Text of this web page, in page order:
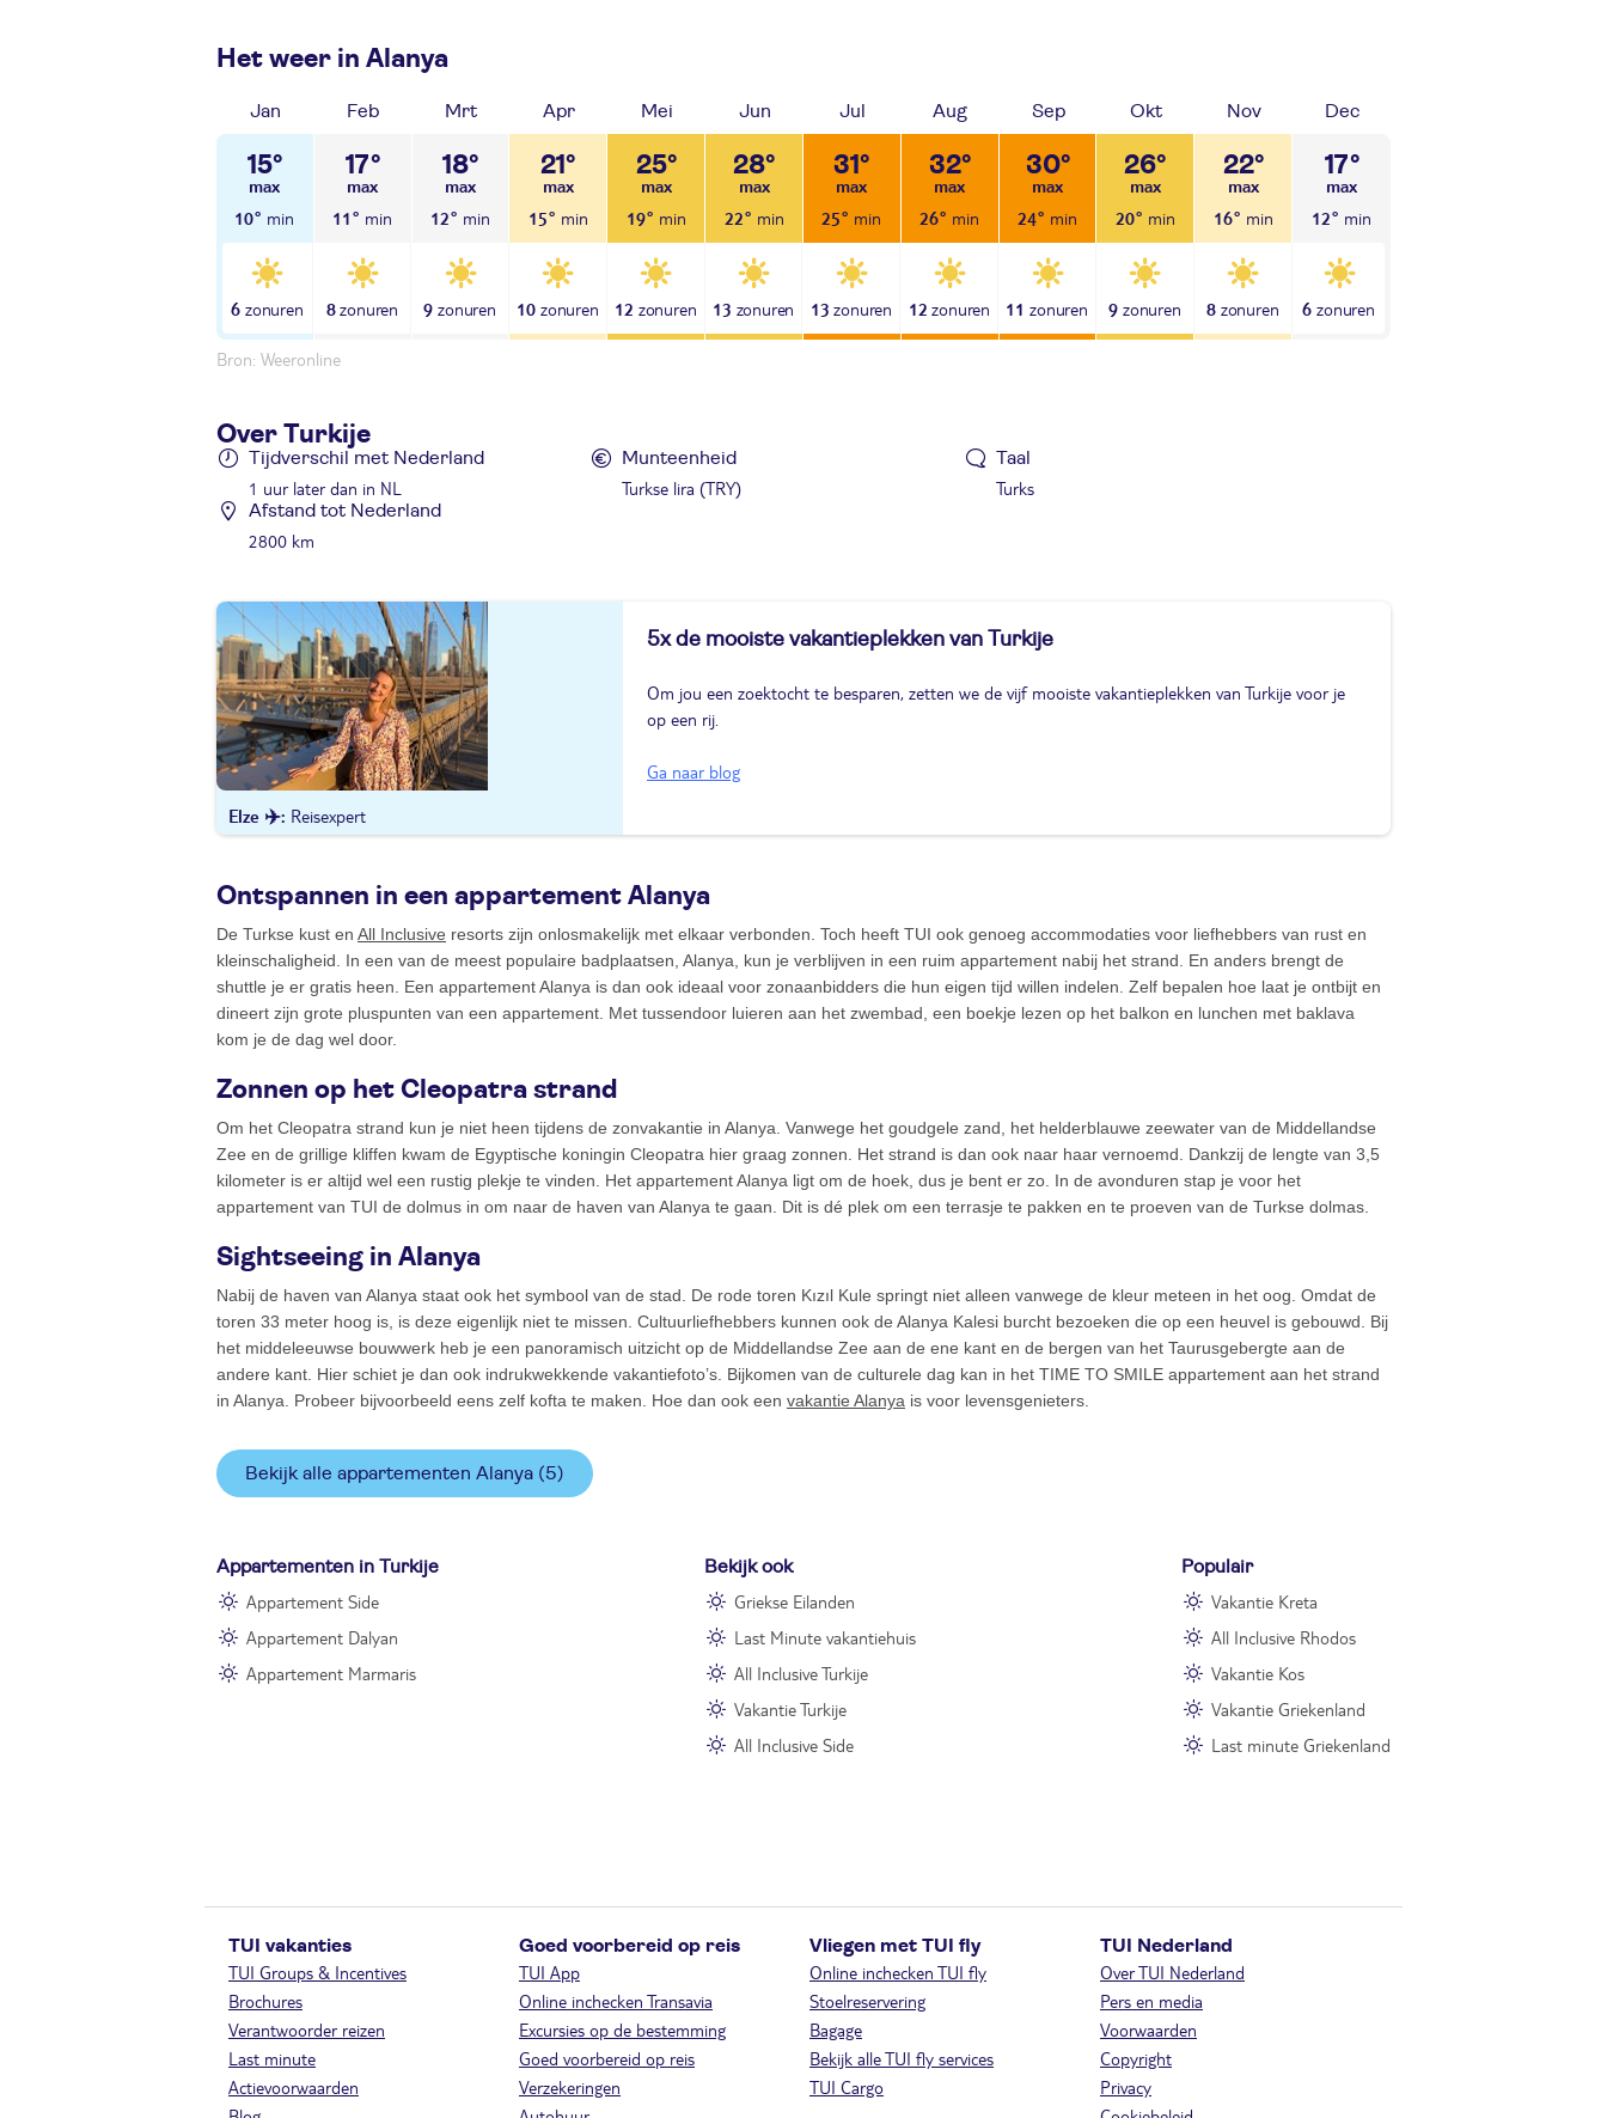
Het weer in Alanya
Jan
15°
10°
6
Feb
17°
11°
8
Mrt
18°
12°
9
Apr
21°
15°
10
Mei
25°
19°
12
Jun
28°
22°
13
Jul
31°
25°
13
Aug
32°
26°
12
Sep
30°
24°
11
Okt
26°
20°
9
Nov
22°
16°
8
Dec
17°
12°
6
Bron: Weeronline
Over Turkije
Tijdverschil met Nederland
1 uur later dan in NL
Munteenheid
Turkse lira (TRY)
Taal
Turks
Afstand tot Nederland
2800 km
Elze ✈️ Reisexpert
5x de mooiste vakantieplekken van Turkije
Om jou een zoektocht te besparen, zetten we de vijf mooiste vakantieplekken van Turkije voor je
op een rij.
Ga naar blog
Ontspannen in een appartement Alanya
De Turkse kust en All Inclusive resorts zijn onlosmakelijk met elkaar verbonden. Toch heeft TUI ook genoeg accommodaties voor liefhebbers van rust en
kleinschaligheid. In een van de meest populaire badplaatsen, Alanya, kun je verblijven in een ruim appartement nabij het strand. En anders brengt de
shuttle je er gratis heen. Een appartement Alanya is dan ook ideaal voor zonaanbidders die hun eigen tijd willen indelen. Zelf bepalen hoe laat je ontbijt en
dineert zijn grote pluspunten van een appartement. Met tussendoor luieren aan het zwembad, een boekje lezen op het balkon en lunchen met baklava
kom je de dag wel door.
Zonnen op het Cleopatra strand
Om het Cleopatra strand kun je niet heen tijdens de zonvakantie in Alanya. Vanwege het goudgele zand, het helderblauwe zeewater van de Middellandse
Zee en de grillige kliffen kwam de Egyptische koningin Cleopatra hier graag zonnen. Het strand is dan ook naar haar vernoemd. Dankzij de lengte van 3,5
kilometer is er altijd wel een rustig plekje te vinden. Het appartement Alanya ligt om de hoek, dus je bent er zo. In de avonduren stap je voor het
appartement van TUI de dolmus in om naar de haven van Alanya te gaan. Dit is dé plek om een terrasje te pakken en te proeven van de Turkse dolmas.
Sightseeing in Alanya
Nabij de haven van Alanya staat ook het symbool van de stad. De rode toren Kızıl Kule springt niet alleen vanwege de kleur meteen in het oog. Omdat de
toren 33 meter hoog is, is deze eigenlijk niet te missen. Cultuurliefhebbers kunnen ook de Alanya Kalesi burcht bezoeken die op een heuvel is gebouwd. Bij
het middeleeuwse bouwwerk heb je een panoramisch uitzicht op de Middellandse Zee aan de ene kant en de bergen van het Taurusgebergte aan de
andere kant. Hier schiet je dan ook indrukwekkende vakantiefoto’s. Bijkomen van de culturele dag kan in het TIME TO SMILE appartement aan het strand
in Alanya. Probeer bijvoorbeeld eens zelf kofta te maken. Hoe dan ook een vakantie Alanya is voor levensgenieters.
Bekijk alle appartementen Alanya (5)
Appartementen in Turkije
Appartement Side
Appartement Dalyan
Appartement Marmaris
Bekijk ook
Griekse Eilanden
Last Minute vakantiehuis
All Inclusive Turkije
Vakantie Turkije
All Inclusive Side
Populair
Vakantie Kreta
All Inclusive Rhodos
Vakantie Kos
Vakantie Griekenland
Last minute Griekenland
TUI vakanties
TUI Groups & Incentives
Brochures
Verantwoorder reizen
Last minute
Actievoorwaarden
Goed voorbereid op reis
TUI App
Online inchecken Transavia
Excursies op de bestemming
Goed voorbereid op reis
Verzekeringen
Vliegen met TUI fly
Online inchecken TUI fly
Stoelreservering
Bagage
Bekijk alle TUI fly services
TUI Cargo
TUI Nederland
Over TUI Nederland
Pers en media
Voorwaarden
Copyright
Privacy